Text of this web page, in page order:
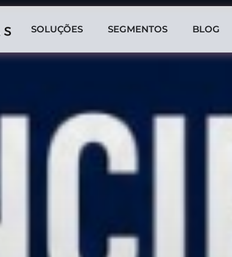
SOLUÇÕES SEGMENTOS BLOG